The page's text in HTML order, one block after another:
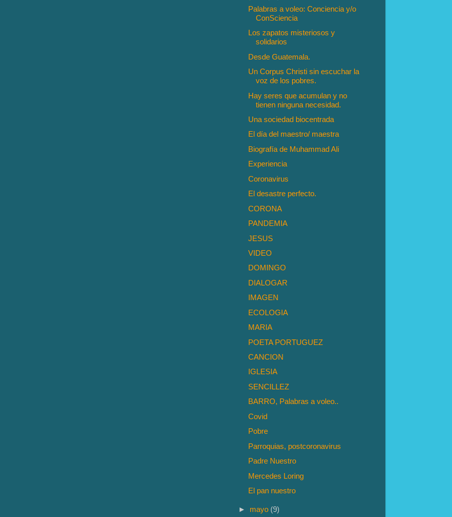
Palabras a voleo: Conciencia y/o
ConSciencia
Los zapatos misteriosos y
solidarios
Desde Guatemala.
Un Corpus Christi sin escuchar la
voz de los pobres.
Hay seres que acumulan y no
tienen ninguna necesidad.
Una sociedad biocentrada
El día del maestro/ maestra
Biografía de Muhammad Ali
Experiencia
Coronavirus
El desastre perfecto.
CORONA
PANDEMIA
JESUS
VIDEO
DOMINGO
DIALOGAR
IMAGEN
ECOLOGIA
MARIA
POETA PORTUGUEZ
CANCION
IGLESIA
SENCILLEZ
BARRO, Palabras a voleo..
Covid
Pobre
Parroquias, postcoronavirus
Padre Nuestro
Mercedes Loring
El pan nuestro
► mayo (9)